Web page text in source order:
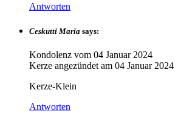
Antworten
Ceskutti Maria says:
Kondolenz vom 04 Januar 2024
Kerze angezündet am 04 Januar 2024
Kerze-Klein
Antworten